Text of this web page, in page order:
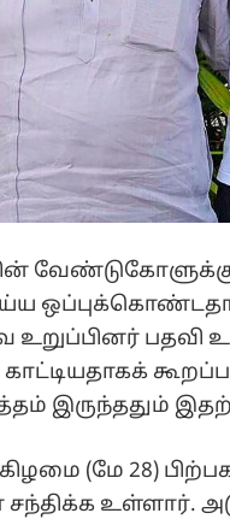
பதவி
இருந்ததும்
(மே 28)
சந்திக்க உள்ளார்.